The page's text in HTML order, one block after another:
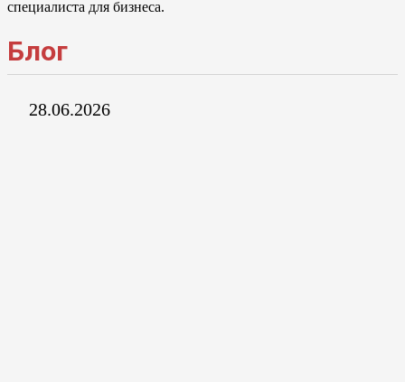
специалиста для бизнеса.
Блог
28.06.2026